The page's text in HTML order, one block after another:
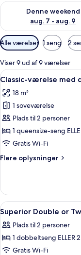
Denne weekend
aug. 7 - aug. 9
Tjek tilgængelighed for
Tilgængelige
filtre
for
værelser
Alle værelser 1 seng 2
Viser 9 ud af 9 værelser
Indlæs
alle
billeder
af
Classic-
værelse
med
eller
3
Classic-værelse med
18 m²
1 soveværelse
Plads til 2 personer
1 queensize-seng
Gratis Wi-Fi
Flere oplysninger
Flere
værelse
med
dobbeltseng
eller
2
enkeltsenge
Indlæs
alle
billeder
af
Superior
3
Superior Double or
Plads til 2 personer
1 dobbeltseng ELLER
Gratis Wi-Fi